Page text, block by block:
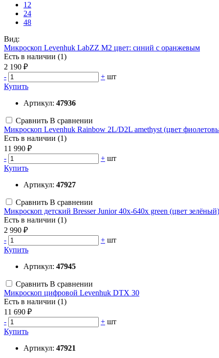
12
24
48
Вид:
Микроскоп Levenhuk LabZZ M2 цвет: синий с оранжевым
Есть в наличии (1)
2 190 ₽
-
+ шт
Купить
Артикул: 47936
Сравнить В сравнении
Микроскоп Levenhuk Rainbow 2L/D2L amethyst (цвет
Есть в наличии (1)
11 990 ₽
-
+ шт
Купить
Артикул: 47927
Сравнить В сравнении
Микроскоп детский Bresser Junior 40x-640x green (цвет зелёный)
Есть в наличии (1)
2 990 ₽
-
+ шт
Купить
Артикул: 47945
Сравнить В сравнении
Микроскоп цифровой Levenhuk DTX 30
Есть в наличии (1)
11 690 ₽
-
+ шт
Купить
Артикул: 47921